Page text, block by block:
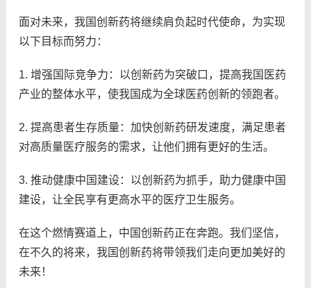
面对未来，我国创新药将继续肩负起时代使命，为实现
以下目标而努力：
1. 增强国际竞争力：以创新药为突破口，提高我国医药
产业的整体水平，使我国成为全球医药创新的领跑者。
2. 提高患者生存质量：加快创新药研发速度，满足患者
对高质量医疗服务的需求，让他们拥有更好的生活。
3. 推动健康中国建设：以创新药为抓手，助力健康中国
建设，让全民享有更高水平的医疗卫生服务。
在这个燃情赛道上，中国创新药正在奔跑。我们坚信，
在不久的将来，我国创新药将带领我们走向更加美好的
未来！